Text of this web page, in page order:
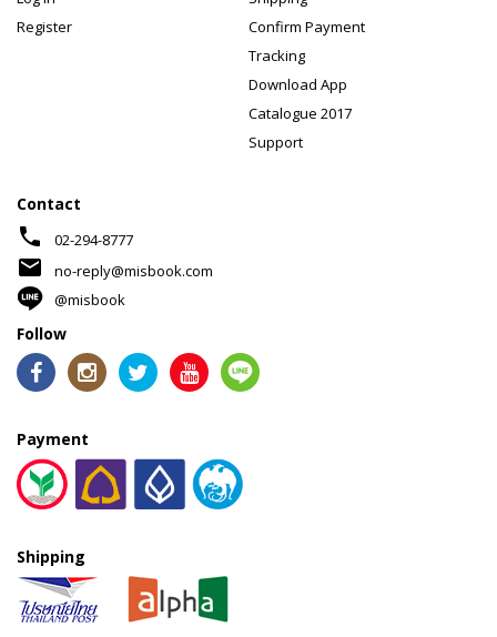
Register
Confirm Payment
Tracking
Download App
Catalogue 2017
Support
Contact
phone 02-294-8777
mail
no-reply@misbook.com
@misbook
Follow
Payment
Shipping